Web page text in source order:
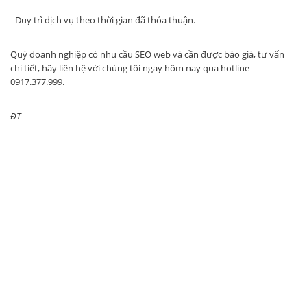
- Duy trì dịch vụ theo thời gian đã thỏa thuận.
Quý doanh nghiệp có nhu cầu SEO web và cần được báo giá, tư vấn
chi tiết, hãy liên hệ với chúng tôi ngay hôm nay qua hotline
0917.377.999.
ĐT